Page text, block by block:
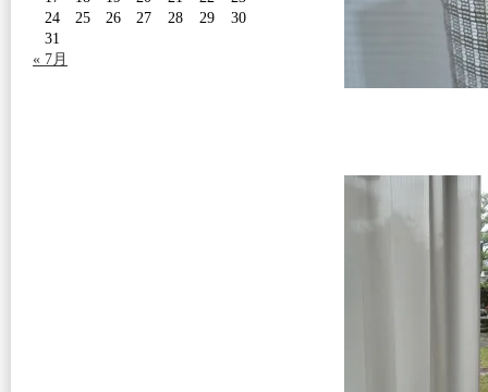
24
25 26 27 28 29
30
31
« 7月